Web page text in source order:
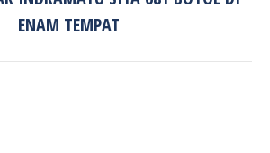
post:
ENAM TEMPAT